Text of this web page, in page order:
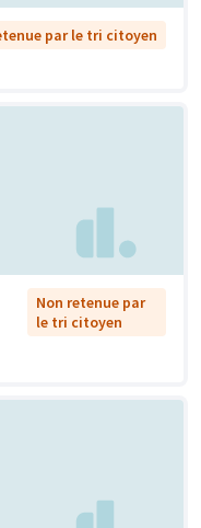
par le tri citoyen
Non retenue par
le tri citoyen